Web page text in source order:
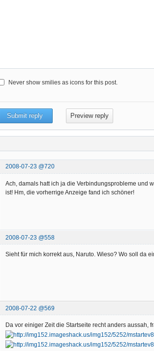
Never show smilies as icons for this post.
2008-07-23 @720
Ach, damals hatt ich ja die Verbindungsprobleme und
ist! Hm, die vorherrige Anzeige fand ich schöner!
2008-07-23 @558
Sieht für mich korrekt aus, Naruto. Wieso? Wo soll da
2008-07-22 @569
Da vor einiger Zeit die Startseite recht anders aussah,